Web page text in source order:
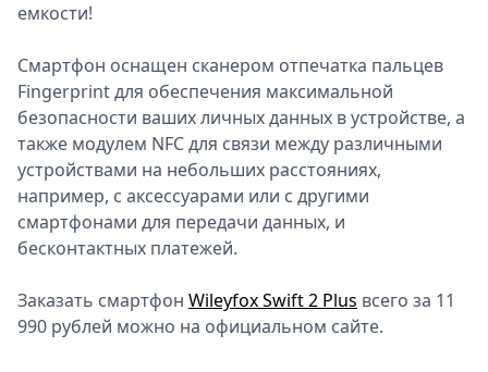
емкости!
Смартфон оснащен сканером отпечатка пальцев
Fingerprint для обеспечения максимальной
безопасности ваших личных данных в устройстве, а
также модулем NFC для связи между различными
устройствами на небольших расстояниях,
например, с аксессуарами или с другими
смартфонами для передачи данных, и
бесконтактных платежей.
Заказать смартфон Wileyfox Swift 2 Plus всего за 11
990 рублей можно на официальном сайте.